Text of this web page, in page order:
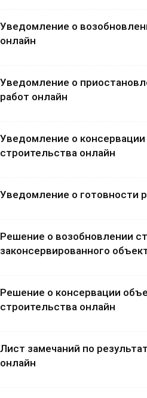
Уведомление о
онлайн
Уведомление о
работ онлайн
Уведомление о консервации
строительства онлайн
Уведомление о готовности
Решение о возобновлении
законсервированного
Решение о консервации
строительства онлайн
Лист замечаний по
онлайн